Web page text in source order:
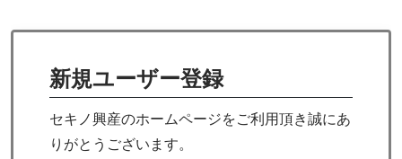
新規ユーザー登録
セキノ興産のホームページをご利用頂き誠にあ
りがとうございます。